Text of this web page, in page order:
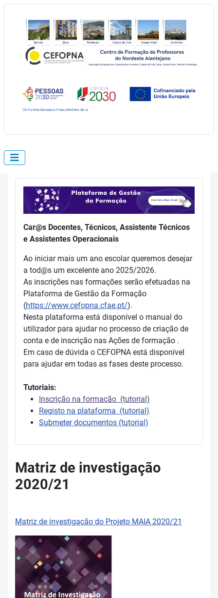
Car@s Docentes, Técnicos, Assistente Técnicos
e Assistentes Operacionais
Ao iniciar mais um ano escolar queremos desejar
a tod@s um excelente ano 2025/2026.
As inscrições nas formações serão efetuadas na
Plataforma de Gestão da Formação
(https://www.cefopna.cfae.pt/).
Nesta plataforma está disponível o manual do
utilizador para ajudar no processo de criação de
conta e de inscrição nas Ações de formação .
Em caso de dúvida o CEFOPNA está disponível
para ajudar em todas as fases deste processo.
Tutoriais:
Inscrição na formação (tutorial)
Registo na plataforma (tutorial)
Submeter documentos (tutorial)
Matriz de investigação
2020/21
Matriz de investigação do Projeto MAIA 2020/21